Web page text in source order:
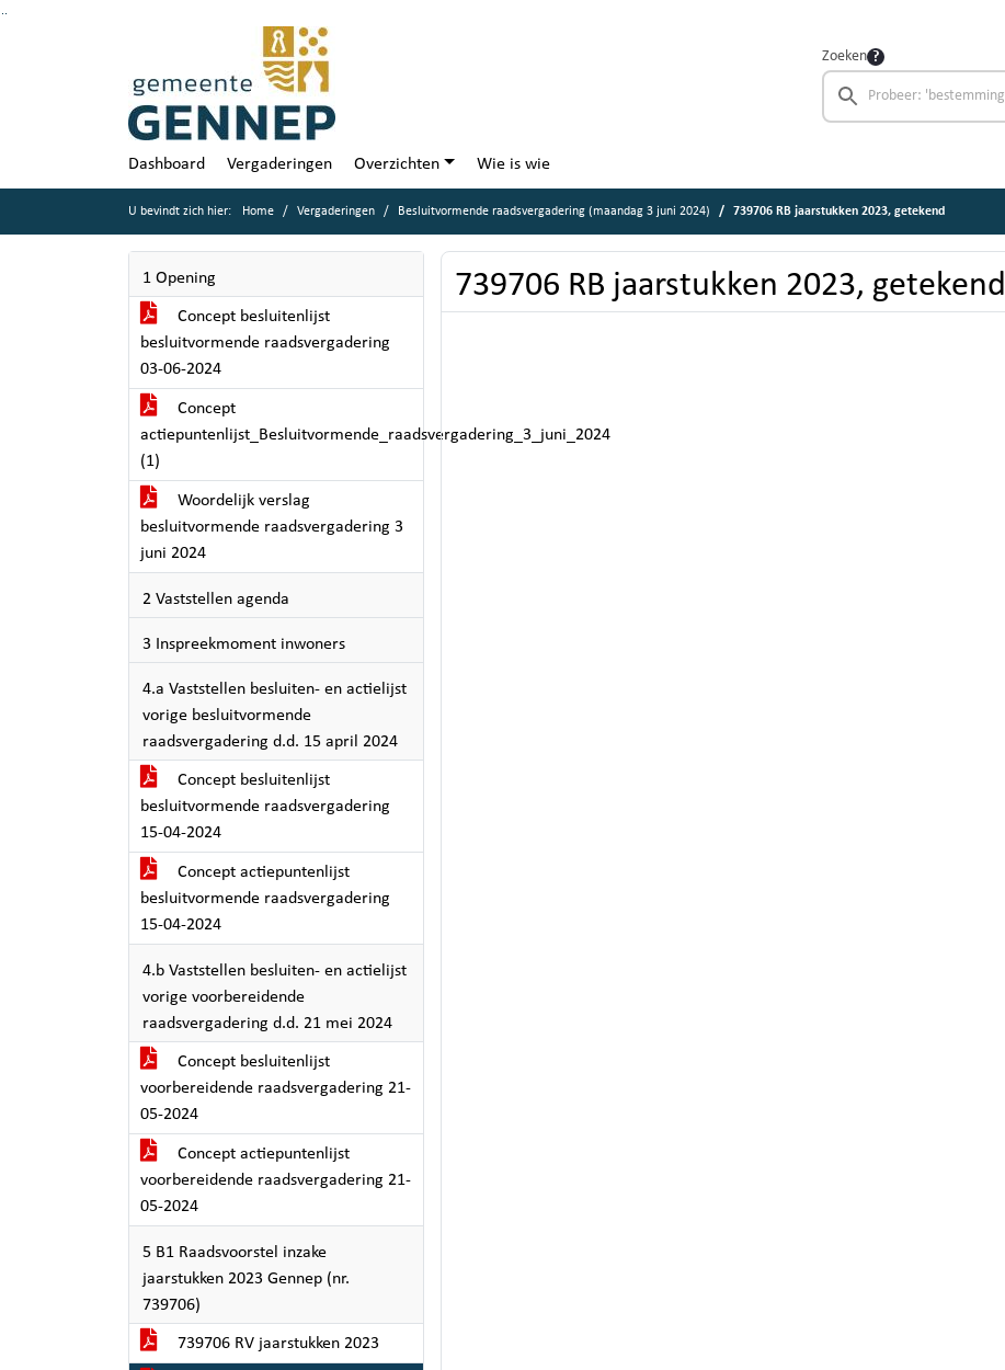
Zoeken
Dashboard Vergaderingen Overzichten Wie is wie
U bevindt zich hier: Home Vergaderingen Besluitvormende raadsvergadering (maandag 3 juni 2024) 739706 RB jaarstukken 2023, getekend
1 Opening
Concept besluitenlijst
besluitvormende raadsvergadering
03-06-2024
Concept
actiepuntenlijst_Besluitvormende_raadsvergadering_3_juni_2024
(1)
Woordelijk verslag
besluitvormende raadsvergadering 3
juni 2024
2 Vaststellen agenda
3 Inspreekmoment inwoners
4.a Vaststellen besluiten- en actielijst
vorige besluitvormende
raadsvergadering d.d. 15 april 2024
Concept besluitenlijst
besluitvormende raadsvergadering
15-04-2024
Concept actiepuntenlijst
besluitvormende raadsvergadering
15-04-2024
4.b Vaststellen besluiten- en actielijst
vorige voorbereidende
raadsvergadering d.d. 21 mei 2024
Concept besluitenlijst
voorbereidende raadsvergadering 21-
05-2024
Concept actiepuntenlijst
voorbereidende raadsvergadering 21-
05-2024
5 B1 Raadsvoorstel inzake
jaarstukken 2023 Gennep (nr.
739706)
739706 RV jaarstukken 2023
739706 RB jaarstukken 2023, getekend